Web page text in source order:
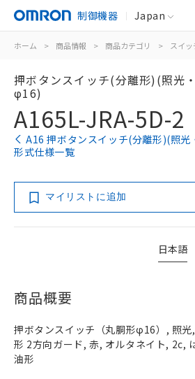
制御機器 Japan
ホーム > 商品情報 > 商品カテゴリ > スイッ
押ボタンスイッチ(分離形)(照光
φ16)
A165L-JRA-5D-2
A16 押ボタンスイッチ(分離形)(照
形式仕様一覧
マイリストに追加
日本語
商品概要
押ボタンスイッチ（丸胴形φ16）, 照光
形 2方向ガード, 赤, オルタネイト, 2c,
油形